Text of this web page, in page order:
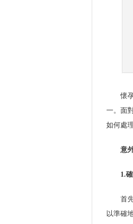
懷
一。面
如何處
意
1.
首
以準確